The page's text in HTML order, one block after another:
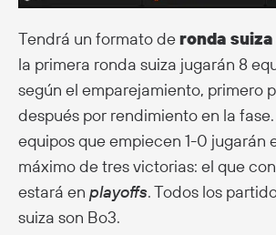
Tendrá un formato deronda
la primera ronda suiza jugarán 8
según el emparejamiento, primero
después por rendimiento en la
equipos que empiecen 1-0 jugarán
máximo de tres victorias: el que
estará en playoffs. Todos los
suiza son Bo3.